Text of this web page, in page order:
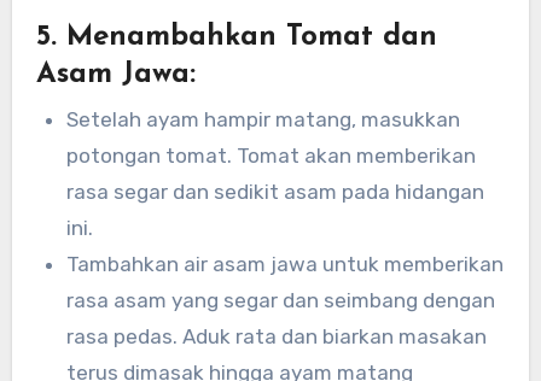
5. Menambahkan Tomat dan
Asam Jawa:
Setelah ayam hampir matang, masukkan
potongan tomat. Tomat akan memberikan
rasa segar dan sedikit asam pada hidangan
ini.
Tambahkan air asam jawa untuk memberikan
rasa asam yang segar dan seimbang dengan
rasa pedas. Aduk rata dan biarkan masakan
terus dimasak hingga ayam matang